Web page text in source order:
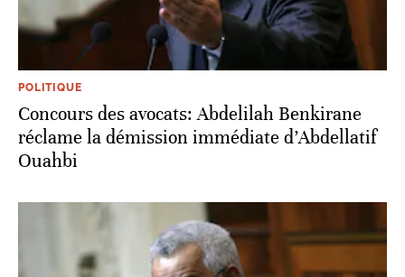
POLITIQUE
Concours des avocats: Abdelilah Benkirane
réclame la démission immédiate d’Abdellatif
Ouahbi